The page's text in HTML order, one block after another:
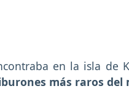
en la isla de
más raros del